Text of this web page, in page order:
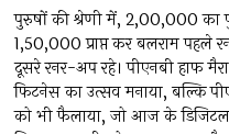
पुरुषों की श्रेणी में, ₹2,00,000 का
₹1,50,000 प्राप्त कर बलराम
दूसरे रनर-अप रहे। पीएनबी हाफ
फिटनेस का उत्सव मनाया, बल्कि
को भी फैलाया, जो आज के